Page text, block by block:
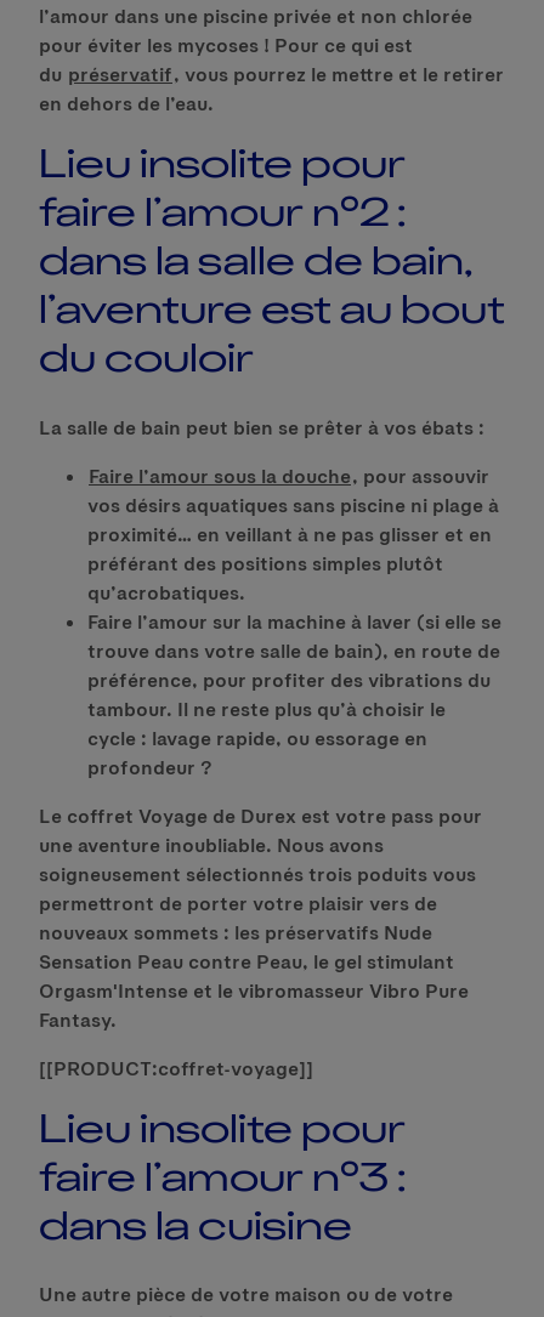
l’amour dans une piscine privée et non chlorée
pour éviter les mycoses ! Pour ce qui est
du préservatif, vous pourrez le mettre et le retirer
en dehors de l’eau.
Lieu insolite pour
faire l’amour n°2 :
dans la salle de bain,
l’aventure est au bout
du couloir
La salle de bain peut bien se prêter à vos ébats :
Faire l’amour sous la douche, pour assouvir
vos désirs aquatiques sans piscine ni plage à
proximité… en veillant à ne pas glisser et en
préférant des positions simples plutôt
qu’acrobatiques.
Faire l’amour sur la machine à laver (si elle se
trouve dans votre salle de bain), en route de
préférence, pour profiter des vibrations du
tambour. Il ne reste plus qu’à choisir le
cycle : lavage rapide, ou essorage en
profondeur ?
Le coffret Voyage de Durex est votre pass pour
une aventure inoubliable. Nous avons
soigneusement sélectionnés trois poduits vous
permettront de porter votre plaisir vers de
nouveaux sommets : les préservatifs Nude
Sensation Peau contre Peau, le gel stimulant
Orgasm'Intense et le vibromasseur Vibro Pure
Fantasy.
[[PRODUCT:coffret-voyage]]
Lieu insolite pour
faire l’amour n°3 :
dans la cuisine
Une autre pièce de votre maison ou de votre